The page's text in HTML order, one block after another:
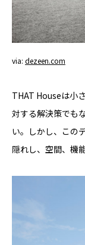
via: dezeen.com
THAT Houseは小
対する解決策でも
い。しかし、この
隠れし、空間、機